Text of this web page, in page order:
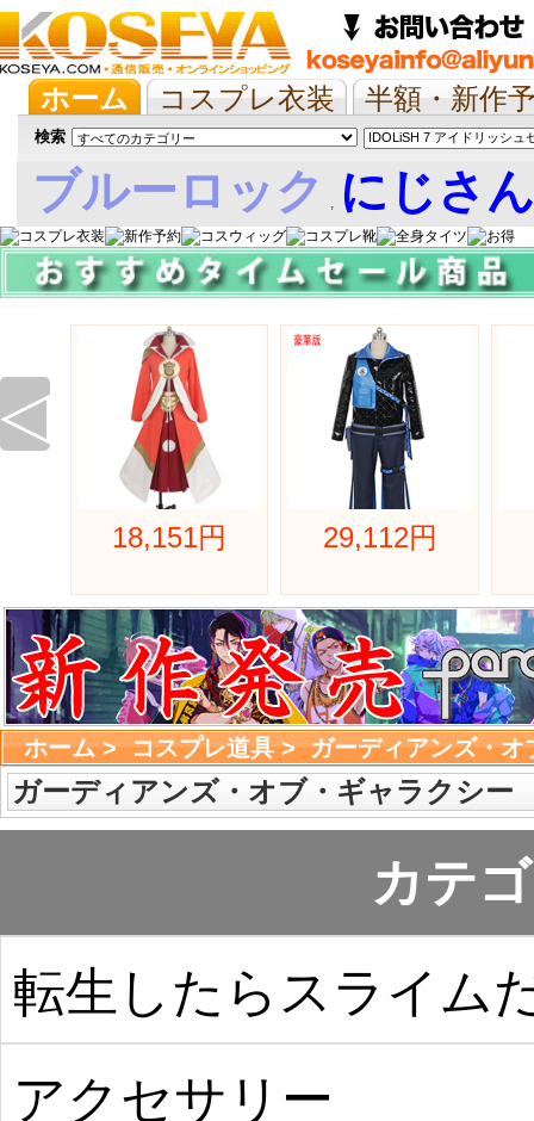
ホーム コスプレ衣装
半額・新作
抱き枕/布団/シーツ
ツイステ ウマ
検索
ブルーロック , にじさ
娘
◁
18,151円 29,112円
ホーム> コスプレ道具> ガーディアンズ・オ
ガーディアンズ・オブ・ギャラクシー
カテ
転生したらスライム
った件
アクセサリー